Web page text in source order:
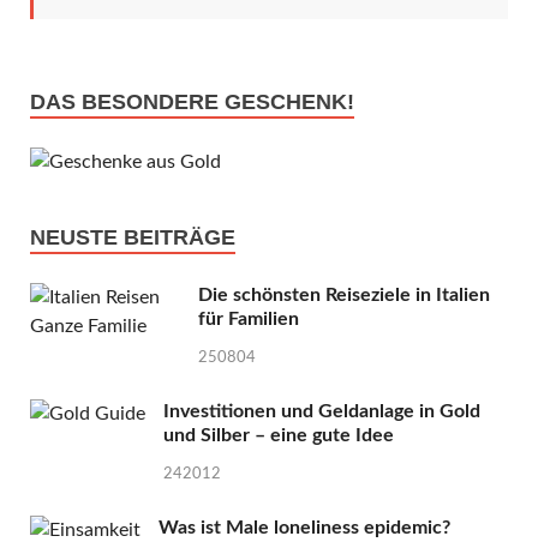
DAS BESONDERE GESCHENK!
NEUSTE BEITRÄGE
Die schönsten Reiseziele in Italien
für Familien
250804
Investitionen und Geldanlage in Gold
und Silber – eine gute Idee
242012
Was ist Male loneliness epidemic?